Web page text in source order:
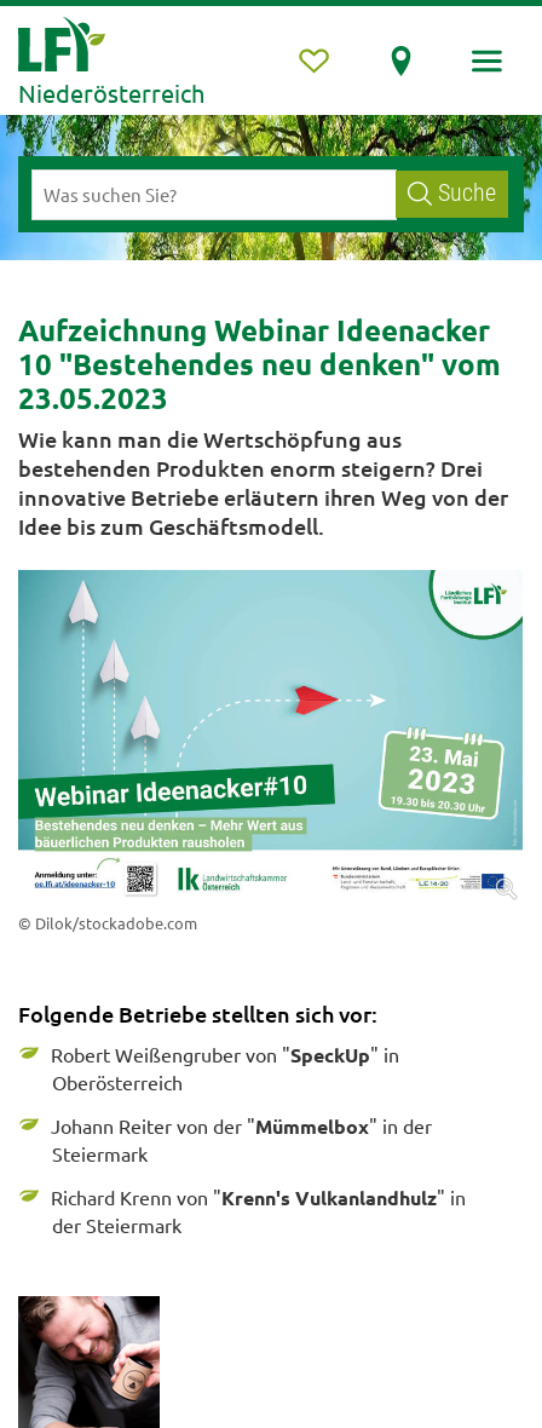
Niederösterreich
Suche
Aufzeichnung Webinar Ideenacker
10 "Bestehendes neu denken" vom
23.05.2023
Wie kann man die Wertschöpfung aus
bestehenden Produkten enorm steigern? Drei
innovative Betriebe erläutern ihren Weg von der
Idee bis zum Geschäftsmodell.
© Dilok/stockadobe.com
Folgende Betriebe stellten sich vor:
Robert Weißengruber von "SpeckUp" in
Oberösterreich
Johann Reiter von der "Mümmelbox" in der
Steiermark
Richard Krenn von "Krenn's Vulkanlandhulz" in
der Steiermark